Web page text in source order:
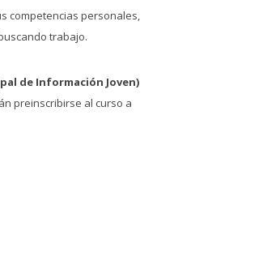
competencias personales,
trabajo.
de Información Joven)
preinscribirse al curso a